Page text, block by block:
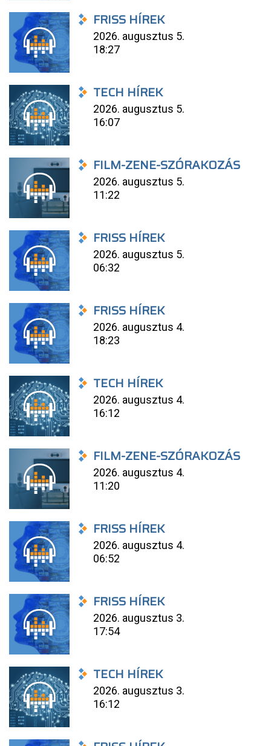
FRISS HÍREK
2026. augusztus 5.
18:27
TECH HÍREK
2026. augusztus 5.
16:07
FILM-ZENE-SZÓRAKOZÁS
2026. augusztus 5.
11:22
FRISS HÍREK
2026. augusztus 5.
06:32
FRISS HÍREK
2026. augusztus 4.
18:23
TECH HÍREK
2026. augusztus 4.
16:12
FILM-ZENE-SZÓRAKOZÁS
2026. augusztus 4.
11:20
FRISS HÍREK
2026. augusztus 4.
06:52
FRISS HÍREK
2026. augusztus 3.
17:54
TECH HÍREK
2026. augusztus 3.
16:12